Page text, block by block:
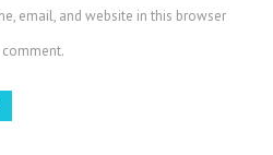
email, and website in this browser